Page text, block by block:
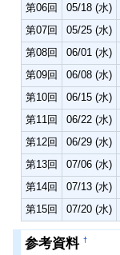
第06回
05/18 (水)
第07回
05/25 (水)
第08回
06/01 (水)
第09回
06/08 (水)
第10回
06/15 (水)
第11回
06/22 (水)
第12回
06/29 (水)
第13回
07/06 (水)
第14回
07/13 (水)
第15回
07/20 (水)
参考資料 †